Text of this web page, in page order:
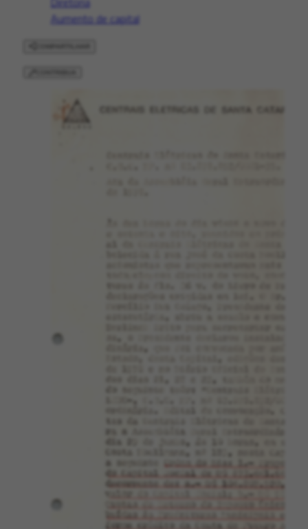
Aumento de capital